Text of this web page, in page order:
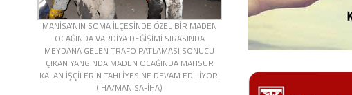
MANİSA’NIN SOMA İLÇESİNDE ÖZEL BİR MADEN
OCAĞINDA VARDİYA DEĞİŞİMİ SIRASINDA
MEYDANA GELEN TRAFO PATLAMASI SONUCU
ÇIKAN YANGINDA MADEN OCAĞINDA MAHSUR
KALAN İŞÇİLERİN TAHLİYESİNE DEVAM EDİLİYOR.
(İHA/MANİSA-İHA)